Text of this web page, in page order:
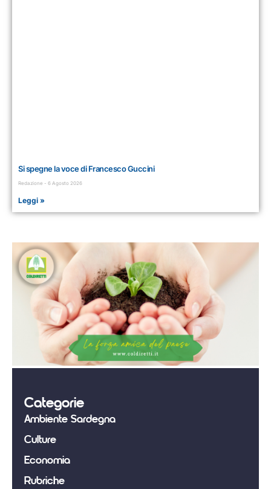
Si spegne la voce di Francesco Guccini
Redazione 6 Agosto 2026
Leggi »
Categorie
Ambiente Sardegna
Culture
Economia
Rubriche